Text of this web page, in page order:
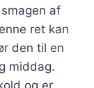
af
ret kan
den til en
middag.